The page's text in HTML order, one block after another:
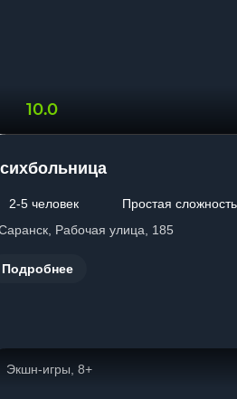
10.0
2-5 человек
Простая сложность
Саранск, Рабочая улица, 185
Подробнее
Экшн-игры, 8+